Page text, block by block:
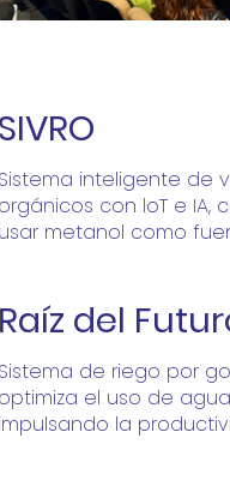
SIVRO
Sistema inteligente de
orgánicos con loT e IA,
usar metanol como
Raíz del
Sistema de riego por
optimiza el uso de
impulsando la